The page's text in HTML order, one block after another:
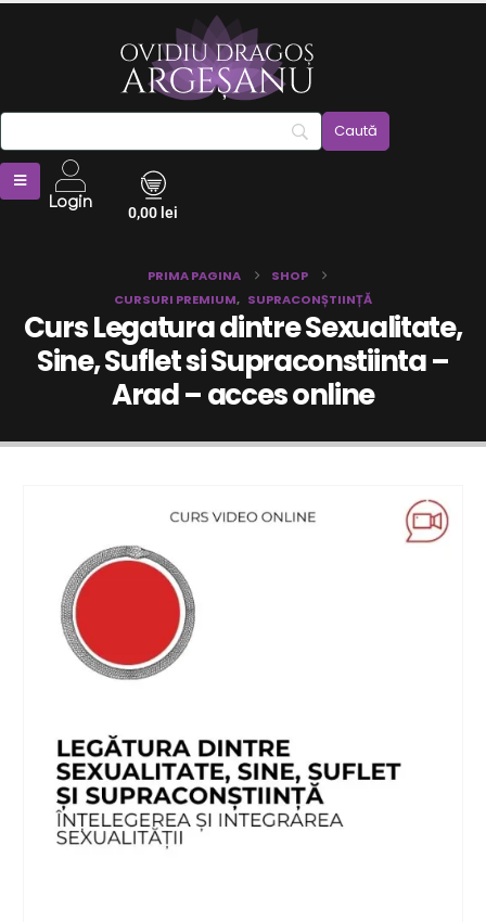
Login 0,00 lei
PRIMA PAGINA
SHOP
CURSURI PREMIUM, SUPRACONȘTIINȚĂ
Curs Legatura dintre Sexualitate,
Sine, Suflet si Supraconstiinta –
Arad – acces online